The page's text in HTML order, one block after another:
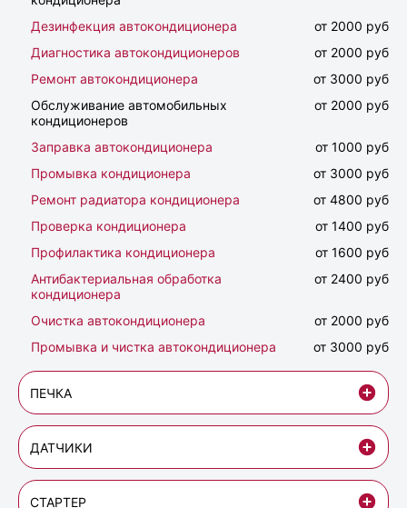
Дезинфекция автокондиционера
от 2000 руб
Диагностика автокондиционеров
от 2000 руб
Ремонт автокондиционера
от 3000 руб
Обслуживание автомобильных
кондиционеров
от 2000 руб
Заправка автокондиционера
от 1000 руб
Промывка кондиционера
от 3000 руб
Ремонт радиатора кондиционера
от 4800 руб
Проверка кондиционера
от 1400 руб
Профилактика кондиционера
от 1600 руб
Антибактериальная обработка
кондиционера
от 2400 руб
Очистка автокондиционера
от 2000 руб
Промывка и чистка автокондиционера
от 3000 руб
ПЕЧКА
ДАТЧИКИ
СТАРТЕР